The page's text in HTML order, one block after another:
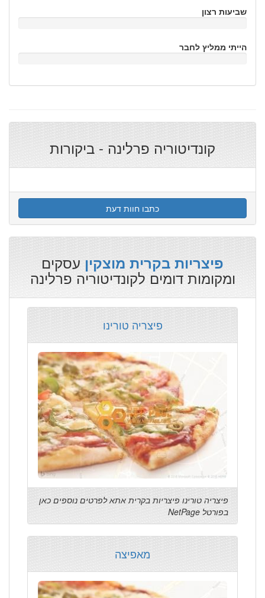
שביעות רצון
הייתי ממליץ לחבר
קונדיטוריה פרלינה - ביקורות
כתבו חוות דעת
פיצריות בקרית מוצקין עסקים
ומקומות דומים לקונדיטוריה פרלינה
פיצריה טורינו
פיצריה טורינו פיצריות בקרית אתא לפרטים נוספים כאן
בפורטל NetPage
מאפיצה